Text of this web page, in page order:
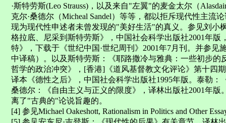
·斯特劳斯(Leo Strauss)，以及来自"左翼"的麦金太尔（
克尔·桑德尔（Micheal Sandel）等等，都以拒斥现代性主
现为现代性申述者未曾发现的"美好生活"的真义。参见刘小
格拉底、尼采到斯特劳斯》，中国社会科学出版社2001年
特》，下载于《世纪中国·世纪周刊》2001年7月刊。并参
中译稿）。以及斯特劳斯：《耶路撒冷与雅典：一些初步
哲学的政治冲突》，[香港]《道风基督教文化评论》第十四
译本《德性之后》，中国社会科学出版社1995年版。泰勒：
桑德尔：《自由主义与正义的限度》，译林出版社2001年
离了"古典的"论说旨趣的。
[4] 参见Michael Oakeshott, Rationalism in Politics and Other